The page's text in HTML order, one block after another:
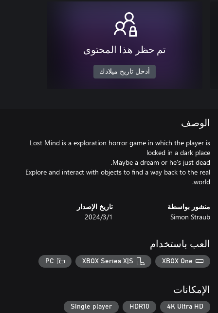
تم حظر هذا المحتوى
أدخل تاريخ ميلادك
الوصف
Lost Mind is a exploration horror game in which the player is
Explore and interact with objects to find a way back to the real
world.
منشور بواسطة
Simon Straub
تاريخ الإصدار
1‏/3‏/2024
العب باستخدام
XBOX One
XBOX Series X|S
PC
الإمكانات
4K Ultra HD
HDR10
Single player